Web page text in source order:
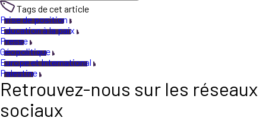
Tags de cet article
Prise de position
Education à la paix
Presse
Géopolitique
Europe et International
Palestine
Retrouvez-nous sur les réseaux
sociaux